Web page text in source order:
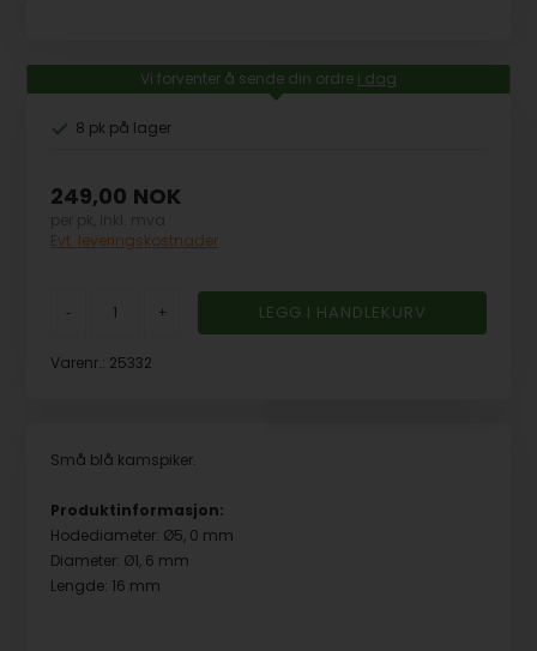
Små blå kamspiker.
Produktinformasjon:
Hodediameter: Ø5, 0 mm
Diameter: Ø1, 6 mm
Lengde: 16 mm
8 pk på lager
Vi forventer å sende din ordre i dag
249,00 NOK
Evt. leveringskostnader
- +
Varenr.: 25332